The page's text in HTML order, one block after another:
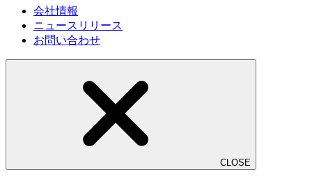
会社情報
ニュースリリース
お問い合わせ
CLOSE